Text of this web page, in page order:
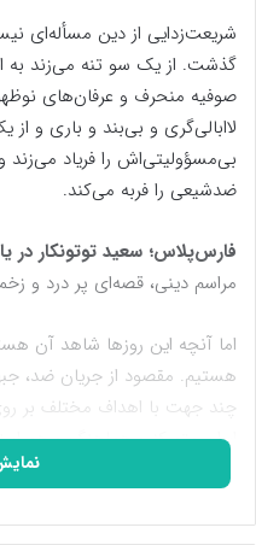
شریعت‌زدایی از دین مسأله‌ای
گذشت. از یک سو تنه می‌زند به
صوفیه منحرف و عرفان‌های
لاابالی‌گری و بی‌بند و باری و
بی‌مسؤولیتی‌اش را فریاد
ضدشیعی را فربه می‌کند.
فارس‌پلاس؛ سعید توتونکار در
مراسم دینی، قصه‌ای پر درد و
اما آنچه این روزها شاهد آن
هستیم. مقصود از جریان ضد،
چند جهت با اهداف مختلف بر
ایران متمرکز و هماهنگ و
یافته‌اند و فصل مشترکی برای